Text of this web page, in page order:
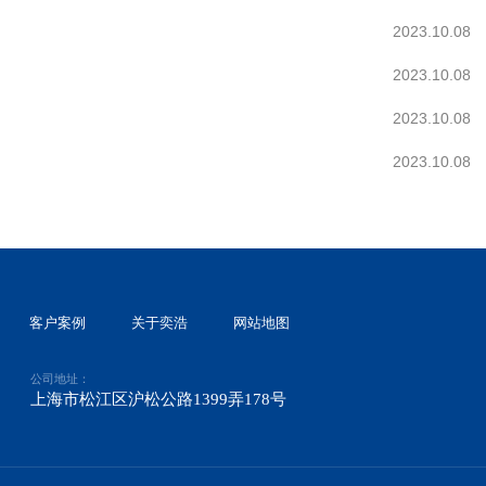
2023.10.08
2023.10.08
2023.10.08
2023.10.08
客户案例 关于奕浩 网站地图
公司地址：
上海市松江区沪松公路1399弄178号